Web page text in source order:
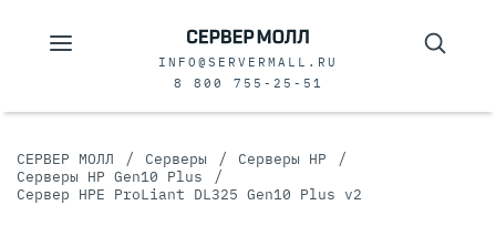
INFO@SERVERMALL.RU
8 800 755-25-51
СЕРВЕР МОЛЛ / Серверы / Серверы HP /
Серверы HP Gen10 Plus /
Сервер HPE ProLiant DL325 Gen10 Plus v2